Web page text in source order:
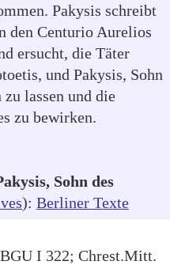
Pakysis schreibt
den Centurio Aurelios
ersucht, die Täter
und Pakysis, Sohn
lassen und die
zu bewirken.
Sohn des
): Berliner Texte
I 322; Chrest.Mitt.